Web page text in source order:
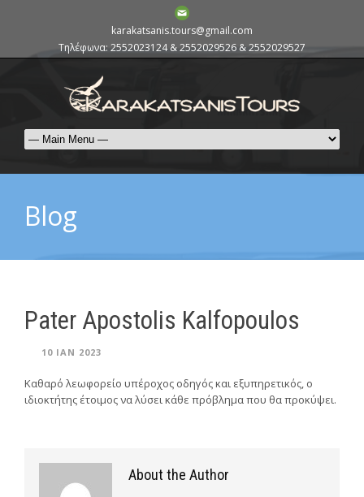
karakatsanis.tours@gmail.com
Τηλέφωνα: 2552023124 & 2552029526 & 2552029527
Blog
Pater Apostolis Kalfopoulos
10 ΙΑΝ 2023
Καθαρό λεωφορείο υπέροχος οδηγός και εξυπηρετικός, ο
ιδιοκτήτης έτοιμος να λύσει κάθε πρόβλημα που θα προκύψει.
About the Author